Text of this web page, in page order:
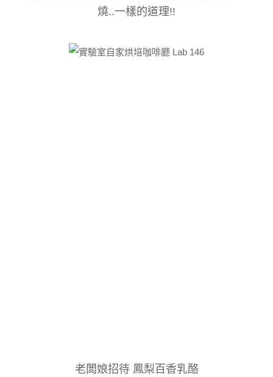
燒..一樣的道理!!
老闆娘招待 鳳梨百香乳酪